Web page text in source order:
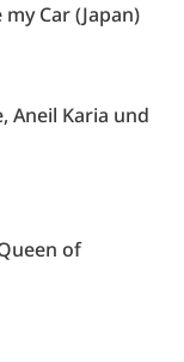
my Car (Japan)
Aneil Karia und
of